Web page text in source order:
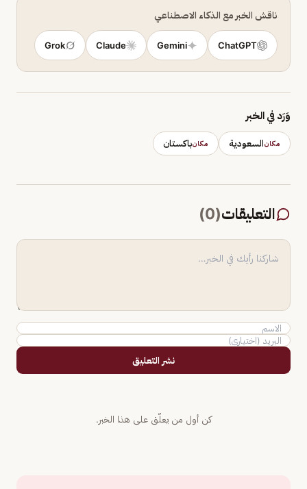
ناقش الخبر مع الذكاء الاصطناعي
ChatGPT
Gemini
Claude
Grok
وَرَد في الخبر
مكانالسعودية مكانباكستان
التعليقات(
0
)
نشر التعليق
كن أول من يعلّق على هذا الخبر.